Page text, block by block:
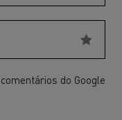
comentários do Google